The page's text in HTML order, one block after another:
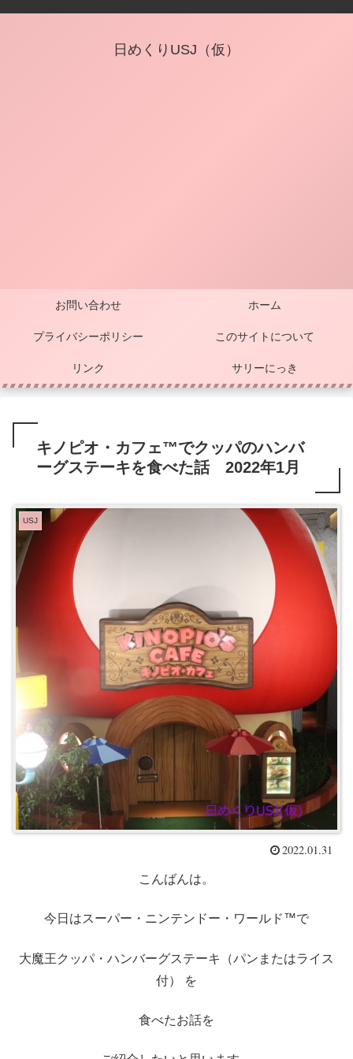
日めくりUSJ（仮）
お問い合わせ ホーム
プライバシーポリシー このサイトについて
リンク サリーにっき
キノピオ・カフェ™でクッパのハンバ
ーグステーキを食べた話 2022年1月
USJ
2022.01.31
こんばんは。
今日はスーパー・ニンテンドー・ワールド™で
大魔王クッパ・ハンバーグステーキ（パンまたはライス
付） を
食べたお話を